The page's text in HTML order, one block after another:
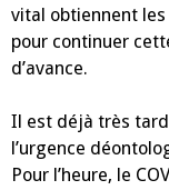
vital obtiennent
pour continuer
d’avance.
Il est déjà très
l’urgence
Pour l’heure, le